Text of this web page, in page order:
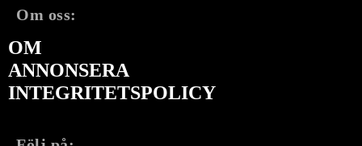
Om oss:
OM
ANNONSERA
INTEGRITETSPOLICY